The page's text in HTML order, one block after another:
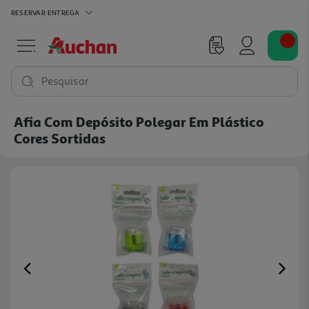
RESERVAR ENTREGA
Pesquisar
Afia Com Depósito Polegar Em Plástico
Cores Sortidas
Previous